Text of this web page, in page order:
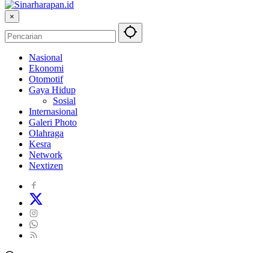
×
Nasional
Ekonomi
Otomotif
Gaya Hidup
Sosial
Internasional
Galeri Photo
Olahraga
Kesra
Network
Nextizen